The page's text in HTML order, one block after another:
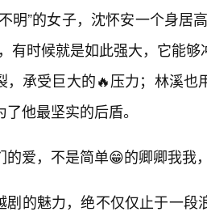
明”的女子，沈怀安一个身居
有时候就是如此强大，它能
，承受巨大的🔥压力；林溪
他最坚实的后盾。
的爱，不是简单😁的卿卿我我
剧的魅力，绝不仅仅止于一